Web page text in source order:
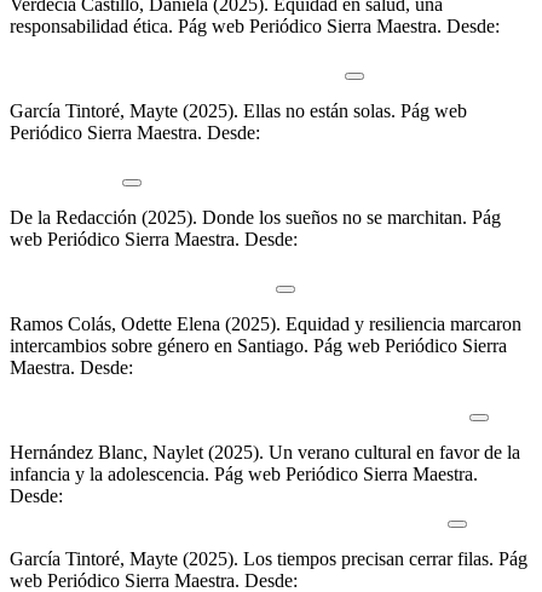
Verdecia Castillo, Daniela (2025). Equidad en salud, una
responsabilidad ética. Pág web Periódico Sierra Maestra. Desde:
García Tintoré, Mayte (2025). Ellas no están solas. Pág web
Periódico Sierra Maestra. Desde:
De la Redacción (2025). Donde los sueños no se marchitan. Pág
web Periódico Sierra Maestra. Desde:
Ramos Colás, Odette Elena (2025). Equidad y resiliencia marcaron
intercambios sobre género en Santiago. Pág web Periódico Sierra
Maestra. Desde:
Hernández Blanc, Naylet (2025). Un verano cultural en favor de la
infancia y la adolescencia. Pág web Periódico Sierra Maestra.
Desde:
García Tintoré, Mayte (2025). Los tiempos precisan cerrar filas. Pág
web Periódico Sierra Maestra. Desde: